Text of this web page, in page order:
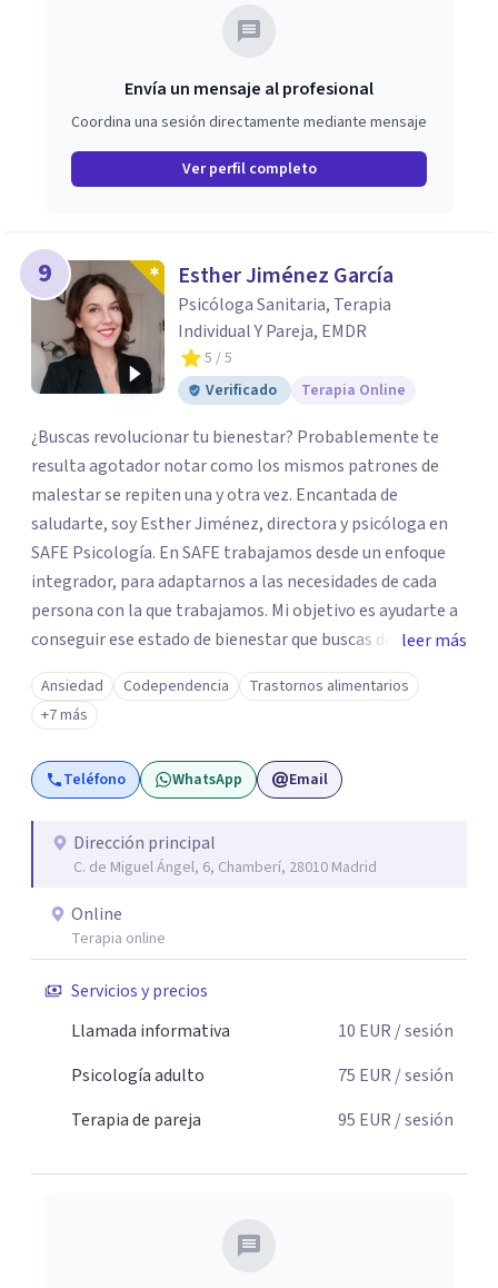
Envía un mensaje al profesional
Coordina una sesión directamente mediante mensaje
Ver perfil completo
9 Esther Jiménez García
Psicóloga Sanitaria, Terapia
Individual Y Pareja, EMDR
5 / 5
Verificado
Terapia Online
¿Buscas revolucionar tu bienestar? Probablemente te
resulta agotador notar como los mismos patrones de
malestar se repiten una y otra vez. Encantada de
saludarte, soy Esther Jiménez, directora y psicóloga en
SAFE Psicología. En SAFE trabajamos desde un enfoque
integrador, para adaptarnos a las necesidades de cada
persona con la que trabajamos. Mi objetivo es ayudarte a
conseguir ese estado de bienestar que buscas de una
manera eficaz y que funcione para ti. Podemos ayudarte
tanto si buscas terapia individual como en pareja,
acompañándote en tu proceso de cambio de forma
presencial u online.
leer más
Ansiedad Codependencia
Trastornos alimentarios
+7 más
Teléfono WhatsApp Email
Dirección principal
C. de Miguel Ángel, 6, Chamberí, 28010 Madrid
Online
Terapia online
Servicios y precios
Llamada informativa
10 EUR / sesión
Psicología adulto
75 EUR / sesión
Terapia de pareja
95 EUR / sesión